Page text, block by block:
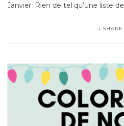
Janvier. Rien de tel qu’une liste
SHARE